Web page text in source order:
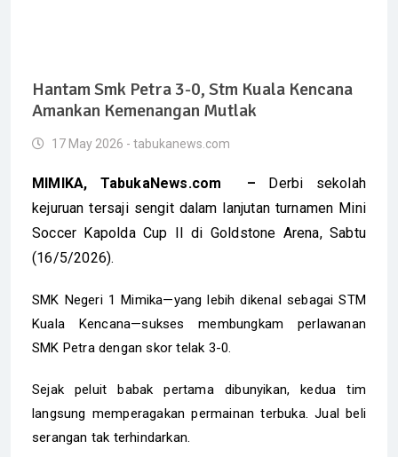
Hantam Smk Petra 3-0, Stm Kuala Kencana
Amankan Kemenangan Mutlak
17 May 2026 - tabukanews.com
MIMIKA, TabukaNews.com – Derbi sekolah
kejuruan tersaji sengit dalam lanjutan turnamen Mini
Soccer Kapolda Cup II di Goldstone Arena, Sabtu
(16/5/2026).
SMK Negeri 1 Mimika—yang lebih dikenal sebagai STM
Kuala Kencana—sukses membungkam perlawanan
SMK Petra dengan skor telak 3-0.
Sejak peluit babak pertama dibunyikan, kedua tim
langsung memperagakan permainan terbuka. Jual beli
serangan tak terhindarkan.